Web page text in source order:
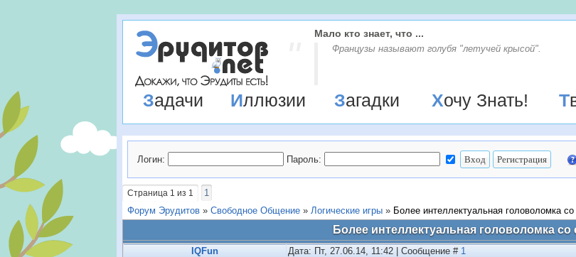
Мало кто знает, что ...
Французы называют голубя "летучей крысой".
Задачи Иллюзии Загадки Хочу Знать!
Логин: Пароль:
Страница 1 из 1
1
Форум Эрудитов » Свободное Общение » Логические игры » Более интеллектуальная головоломка
Более интеллектуальная головоломка со
IQFun Дата: Пт, 27.06.14, 11:42 | Сообщение # 1